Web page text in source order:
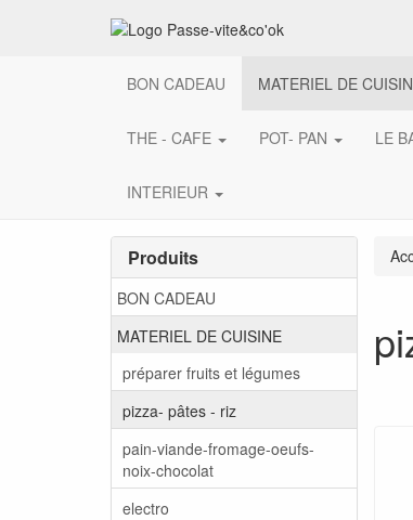
BON CADEAU MATERIEL DE
THE - CAFE POT- PAN LE
INTERIEUR
Produits
BON CADEAU
MATERIEL DE CUISINE
préparer fruits et légumes
pizza- pâtes - riz
pain-viande-fromage-oeufs-
noix-chocolat
electro